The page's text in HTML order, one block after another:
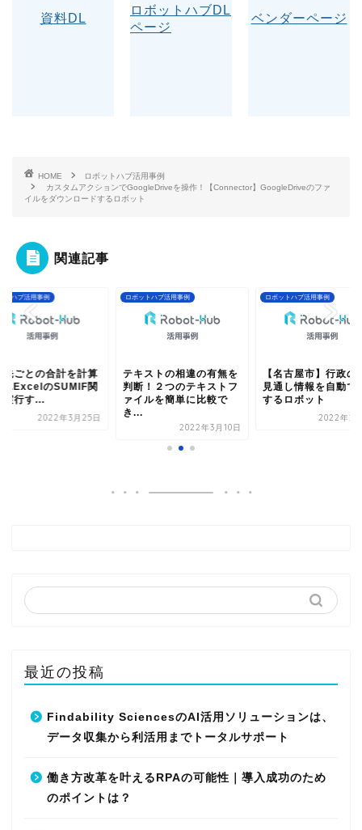
資料DL
ロボットハブDL
ページ
ベンダーページ
HOME
ロボットハブ活用事例
カスタムアクションでGoogleDriveを操作！【Connector】GoogleDriveのファ
イルをダウンロードするロボット
関連記事
トハブ活用事例
先ごとの合計を計算
...ExcelのSUMIF関
実行す...
2022年3月25日
ロボットハブ活用事例
テキストの相違の有無を
判断！２つのテキストフ
ァイルを簡単に比較で
き...
2022年3月10日
ロボットハブ活用事例
【名古屋市】行政の
見通し情報を自動で
するロボット
2022年2
最近の投稿
Findability SciencesのAI活用ソリューションは、
データ収集から利活用までトータルサポート
働き方改革を叶えるRPAの可能性｜導入成功のため
のポイントは？